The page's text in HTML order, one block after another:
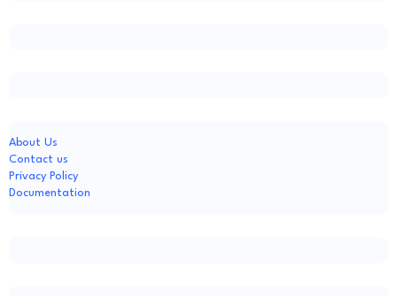
About Us
Contact us
Privacy Policy
Documentation